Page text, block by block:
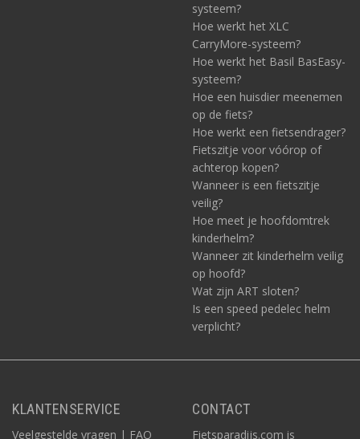
systeem?
Hoe werkt het XLC
CarryMore-systeem?
Hoe werkt het Basil BasEasy-
systeem?
Hoe een huisdier meenemen
op de fiets?
Hoe werkt een fietsendrager?
Fietszitje voor vóórop of
achterop kopen?
Wanneer is een fietszitje
veilig?
Hoe meet je hoofdomtrek
kinderhelm?
Wanneer zit kinderhelm veilig
op hoofd?
Wat zijn ART sloten?
Is een speed pedelec helm
verplicht?
KLANTENSERVICE
Veelgestelde vragen | FAQ
CONTACT
Fietsparadijs.com is